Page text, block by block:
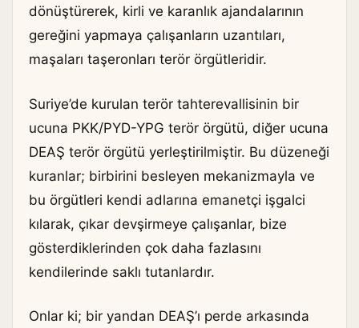
dönüştürerek, kirli ve karanlık ajandalarının
gereğini yapmaya çalışanların uzantıları,
maşaları taşeronları terör örgütleridir.
Suriye’de kurulan terör tahterevallisinin bir
ucuna PKK/PYD-YPG terör örgütü, diğer ucuna
DEAŞ terör örgütü yerleştirilmiştir. Bu düzeneği
kuranlar; birbirini besleyen mekanizmayla ve
bu örgütleri kendi adlarına emanetçi işgalci
kılarak, çıkar devşirmeye çalışanlar, bize
gösterdiklerinden çok daha fazlasını
kendilerinde saklı tutanlardır.
Onlar ki; bir yandan DEAŞ’ı perde arkasında